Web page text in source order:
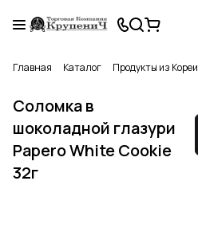
Главная Каталог Продукты из Кореи
Соломка в
шоколадной глазури
Papero White Cookie
32г